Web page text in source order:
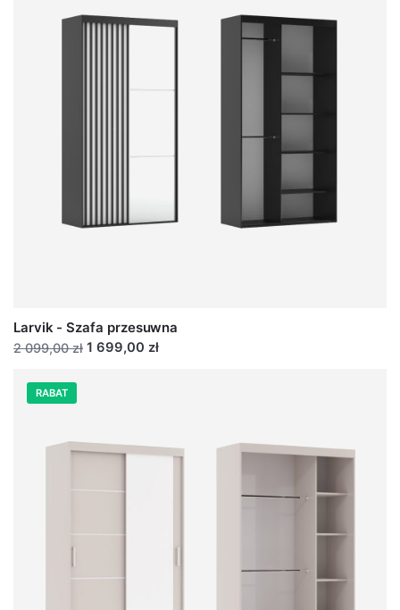
Larvik - Szafa przesuwna
2 099,00 zł 1 699,00 zł
RABAT